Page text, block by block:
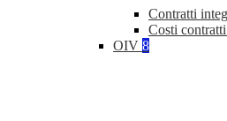
Contratti
Costi
OIV 8